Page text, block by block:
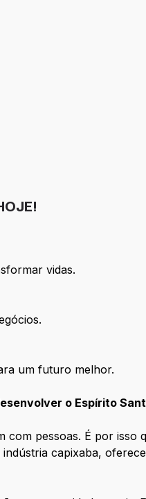
vidas.
um futuro melhor.
o Espírito
pessoas. É por
capixaba,